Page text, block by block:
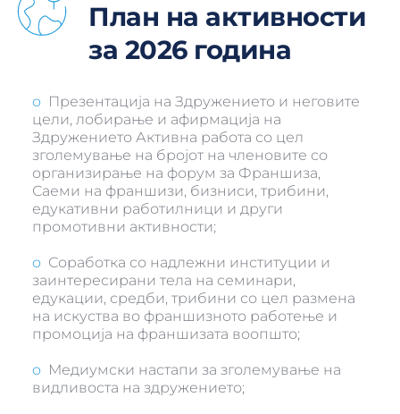
План на активности
за 2026 година
o Презентација на Здружението и неговите
цели, лобирање и афирмација на
Здружението Активна работа со цел
зголемување на бројот на членовите со
организирање на форум за Франшиза,
Саеми на франшизи, бизниси, трибини,
едукативни работилници и други
промотивни активности;
o Соработка со надлежни институции и
заинтересирани тела на семинари,
едукации, средби, трибини со цел размена
на искуства во франшизното работење и
промоција на франшизата воопшто;
o Медиумски настапи за зголемување на
видливоста на здружението;